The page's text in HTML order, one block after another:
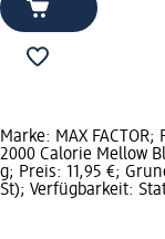
Marke: MAX
2000 Calorie Mellow
g; Preis: 11,95 €;
St); Verfügbarkeit: